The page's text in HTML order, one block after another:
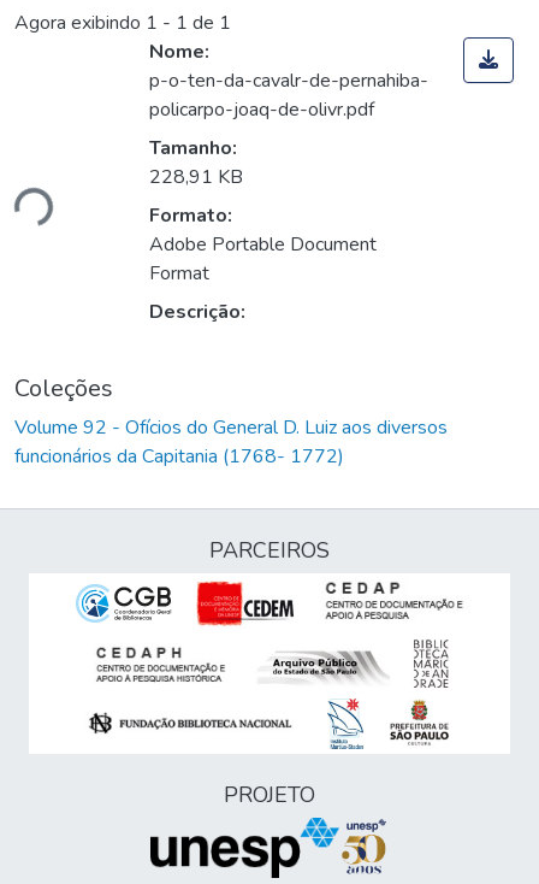
Agora exibindo 1 - 1 de 1
Nome:
p-o-ten-da-cavalr-de-pernahiba-
policarpo-joaq-de-olivr.pdf
Tamanho:
228,91 KB
Formato:
Adobe Portable Document
Format
Descrição:
Coleções
Volume 92 - Ofícios do General D. Luiz aos diversos
funcionários da Capitania (1768- 1772)
PARCEIROS
PROJETO